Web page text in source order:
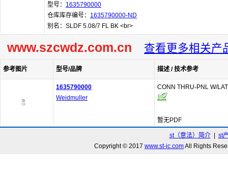
型号： 1635790000
仓库库存编号： 1635790000-ND
别名：SLDF 5.08/7 FL BK <br>
www.szcwdz.com.cn 查看更多相关产
参考图片 型号/品牌 描述 / 技术参考
1635790000
Weidmuller
CONN THRU-PNL W/
暂无PDF
st（意法）简介| st
Copyright © 2017 www.st-ic.comAll Rights